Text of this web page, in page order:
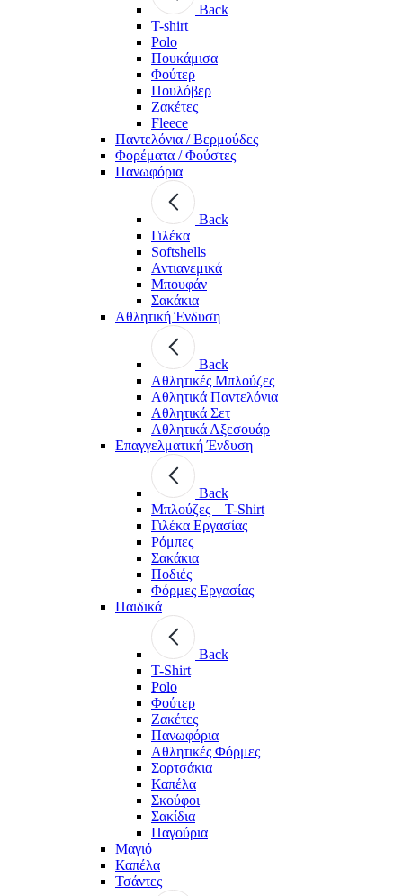
Back
T-shirt
Polo
Πουκάμισα
Φούτερ
Πουλόβερ
Ζακέτες
Fleece
Παντελόνια / Βερμούδες
Φορέματα / Φούστες
Πανωφόρια
Back
Γιλέκα
Softshells
Αντιανεμικά
Μπουφάν
Σακάκια
Αθλητική Ένδυση
Back
Aθλητικές Μπλούζες
Αθλητικά Παντελόνια
Αθλητικά Σετ
Αθλητικά Αξεσουάρ
Επαγγελματική Ένδυση
Back
Μπλούζες – T-Shirt
Γιλέκα Εργασίας
Ρόμπες
Σακάκια
Ποδιές
Φόρμες Εργασίας
Παιδικά
Back
T-Shirt
Polo
Φούτερ
Ζακέτες
Πανωφόρια
Αθλητικές Φόρμες
Σορτσάκια
Καπέλα
Σκούφοι
Σακίδια
Παγούρια
Μαγιό
Καπέλα
Τσάντες